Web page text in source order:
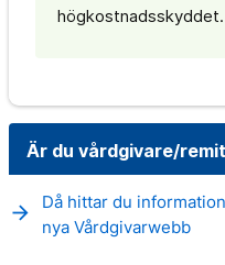
högkostnadsskyddet.
Är du vårdgivare/
arrow_forward
Då hittar du
nya Vårdgivarwebb